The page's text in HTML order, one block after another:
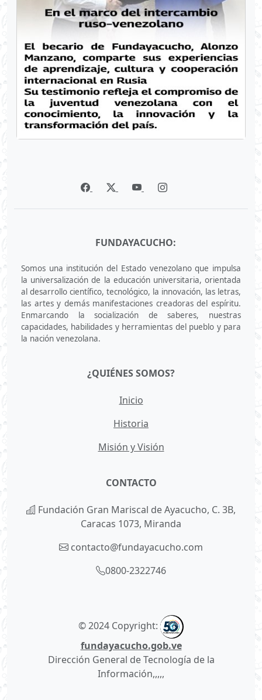
FUNDAYACUCHO:
Somos una institución del Estado venezolano que impulsa
la universalización de la educación universitaria, orientada
al desarrollo científico, tecnológico, la innovación, las letras,
las artes y demás manifestaciones creadoras del espíritu.
Enmarcando la socialización de saberes, nuestras
capacidades, habilidades y herramientas del pueblo y para
la nación venezolana.
¿QUIÉNES SOMOS?
Inicio
Historia
Misión y Visión
CONTACTO
Fundación Gran Mariscal de Ayacucho, C. 3B,
Caracas 1073, Miranda
contacto@fundayacucho.com
0800-2322746
© 2024 Copyright:
fundayacucho.gob.ve
Dirección General de Tecnología de la
Información,,,,,